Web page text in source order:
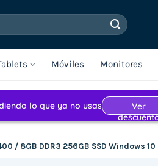
Móviles Monitores
/ 8GB DDR3 256GB SSD Windows 10